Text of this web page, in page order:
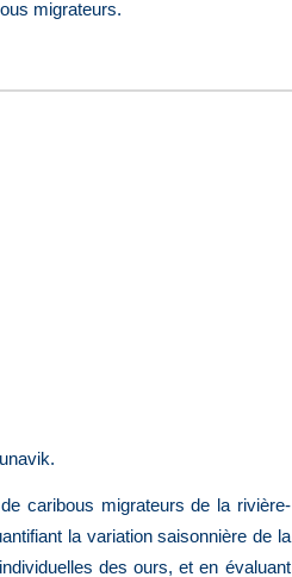
migrateurs.
caribous migrateurs de la rivière-
la variation saisonnière de la
des ours, et en évaluant